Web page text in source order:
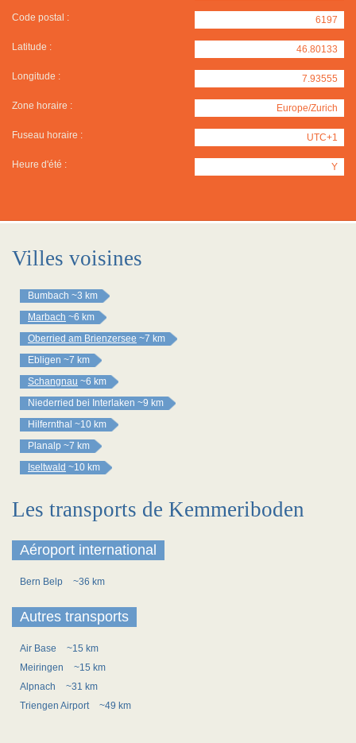
Code postal : 6197
Latitude : 46.80133
Longitude : 7.93555
Zone horaire : Europe/Zurich
Fuseau horaire : UTC+1
Heure d'été : Y
Villes voisines
Bumbach ~3 km
Marbach ~6 km
Oberried am Brienzersee ~7 km
Ebligen ~7 km
Schangnau ~6 km
Niederried bei Interlaken ~9 km
Hilfernthal ~10 km
Planalp ~7 km
Iseltwald ~10 km
Les transports de Kemmeriboden
Aéroport international
Bern Belp ~36 km
Autres transports
Air Base
~15 km
Meiringen
~15 km
Alpnach
~31 km
Triengen Airport
~49 km